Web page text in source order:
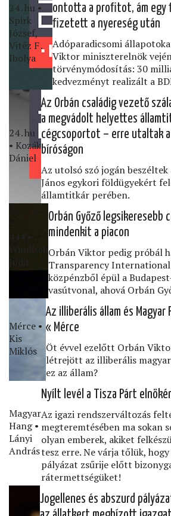
24․hu •
Spirk
József,
Vitéz F․
Ibolya
ontotta a proﬁtot, ám egy
ﬁzetett a nyereség után
Adóparadicsomi
Viktor miniszterelnök
törvénymódosítás: 30
kedvezményt realizált a
24․hu
• Kozák
Dániel
Az Orbán családig vezető
a megvádolt helyettes
cégcsoportot – erre utaltak
bíróságon
Az utolsó szó jogán
János egykori földügyekért
államtitkár perében.
444 •
Windisch
Judit
Orbán Győző legsikeresebb
mindenkit a piacon
Orbán Viktor pedig próbál
Transparency
közpénzből épül a
vasútvonal, ahová Orbán
Mérce •
Kis
Miklós
Az illiberális állam és
« Mérce
Öt évvel ezelőtt Orbán
létrejött az illiberális
ez az állam?
Magyar
Hang •
Lányi
András
Nyílt levél a Tisza Párt
Az igazi rendszerváltozás
megteremtésében ma sokan
olyan emberek, akiket
tesz erre. Ne várja tőlük,
pályázat zsűrije előtt
rátermettségüket!
Jogellenes és abszurd